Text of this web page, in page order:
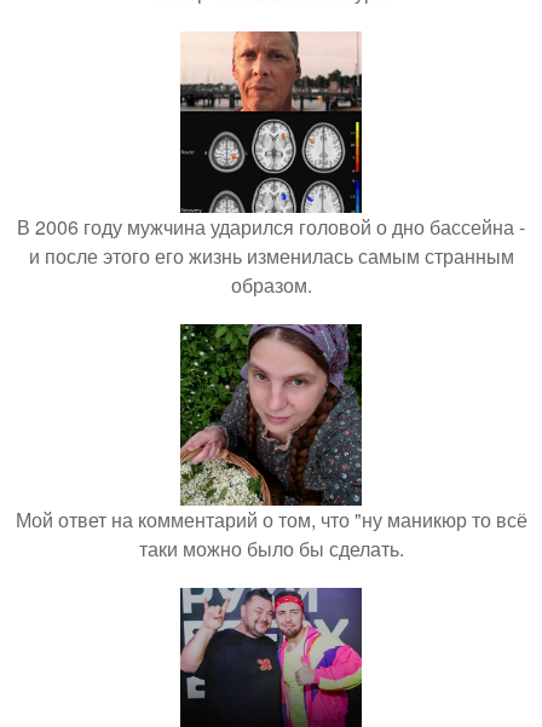
В 2006 году мужчина ударился головой о дно бассейна -
и после этого его жизнь изменилась самым странным
образом.
Мой ответ на комментарий о том, что "ну маникюр то всё
таки можно было бы сделать.